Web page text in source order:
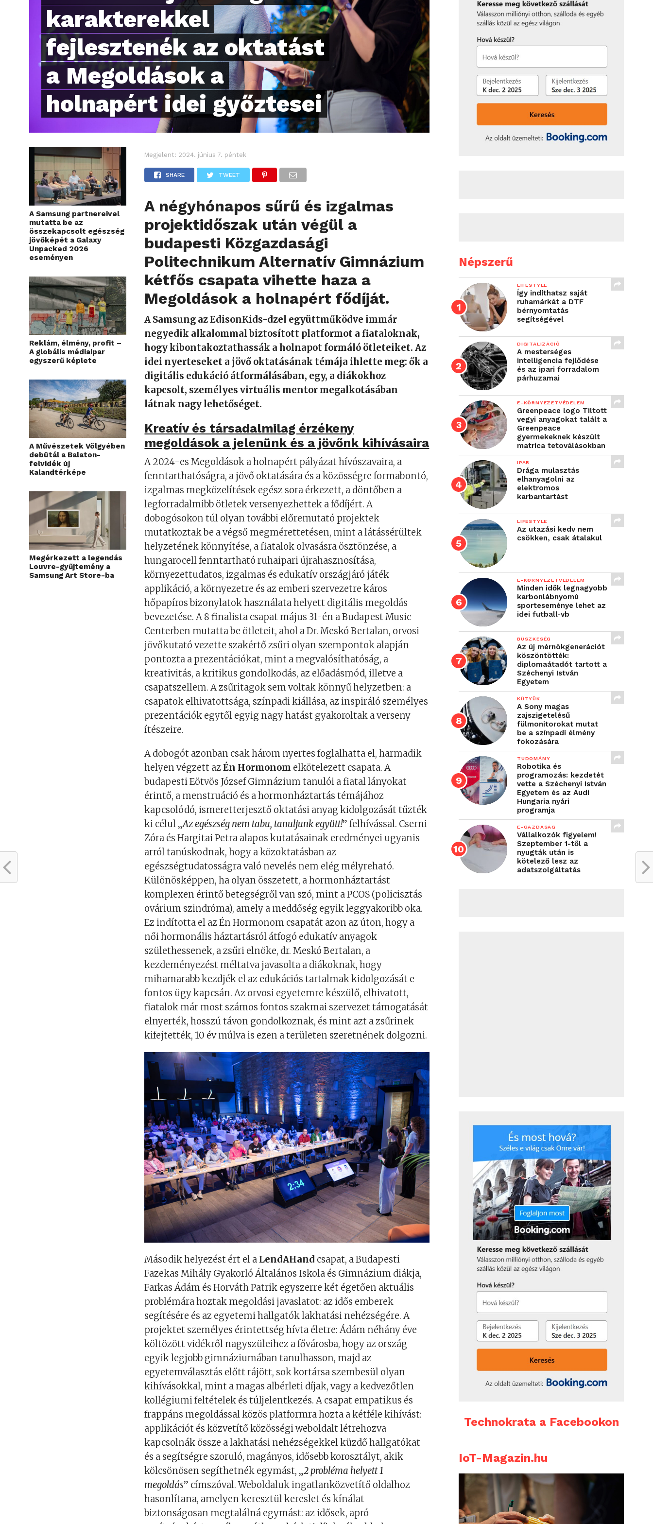
karakterekkel
fejlesztenék az oktatást
a Megoldások a
holnapért idei győztesei
A Samsung partnereivel
mutatta be az
összekapcsolt egészség
jövőképét a Galaxy
Unpacked 2026
eseményen
Reklám, élmény, profit –
A globális médiaipar
egyszerű képlete
A Művészetek Völgyében
debütál a Balaton-
felvidék új
Kalandtérképe
Megérkezett a legendás
Louvre-gyűjtemény a
Samsung Art Store-ba
Megjelent: 2024. június 7. péntek
SHARE TWEET
A négyhónapos sűrű és izgalmas
projektidőszak után végül a
budapesti Közgazdasági
Politechnikum Alternatív Gimnázium
kétfős csapata vihette haza a
Megoldások a holnapért fődíját.
A Samsung az EdisonKids-dzel együttműködve immár
negyedik alkalommal biztosított platformot a fiataloknak,
hogy kibontakoztathassák a holnapot formáló ötleteiket. Az
idei nyerteseket a jövő oktatásának témája ihlette meg: ők a
digitális edukáció átformálásában, egy, a diákokhoz
kapcsolt, személyes virtuális mentor megalkotásában
látnak nagy lehetőséget.
Kreatív és társadalmilag érzékeny
megoldások a jelenünk és a jövőnk kihívásaira
A 2024-es Megoldások a holnapért pályázat hívószavaira, a
fenntarthatóságra, a jövő oktatására és a közösségre formabontó,
izgalmas megközelítések egész sora érkezett, a döntőben a
legforradalmibb ötletek versenyezhettek a fődíjért. A
dobogósokon túl olyan további előremutató projektek
mutatkoztak be a végső megmérettetésen, mint a látássérültek
helyzetének könnyítése, a fiatalok olvasásra ösztönzése, a
hungarocell fenntartható ruhaipari újrahasznosítása,
környezettudatos, izgalmas és edukatív országjáró játék
applikáció, a környezetre és az emberi szervezetre káros
hőpapíros bizonylatok használata helyett digitális megoldás
bevezetése. A 8 finalista csapat május 31-én a Budapest Music
Centerben mutatta be ötleteit, ahol a Dr. Meskó Bertalan, orvosi
jövőkutató vezette szakértő zsűri olyan szempontok alapján
pontozta a prezentációkat, mint a megvalósíthatóság, a
kreativitás, a kritikus gondolkodás, az előadásmód, illetve a
csapatszellem. A zsűritagok sem voltak könnyű helyzetben: a
csapatok elhivatottsága, színpadi kiállása, az inspiráló személyes
prezentációk egytől egyig nagy hatást gyakoroltak a verseny
ítészeire.
A dobogót azonban csak három nyertes foglalhatta el, harmadik
helyen végzett azÉn Hormonom elkötelezett csapata. A
budapesti Eötvös József Gimnázium tanulói a fiatal lányokat
érintő, a menstruáció és a hormonháztartás témájához
kapcsolódó, ismeretterjesztő oktatási anyag kidolgozását tűzték
ki célul „Az egészség nem tabu, tanuljunk együtt!” felhívással. Cserni
Zóra és Hargitai Petra alapos kutatásainak eredményei ugyanis
arról tanúskodnak, hogy a közoktatásban az
egészségtudatosságra való nevelés nem elég mélyreható.
Különösképpen, ha olyan összetett, a hormonháztartást
komplexen érintő betegségről van szó, mint a PCOS (policisztás
ovárium szindróma), amely a meddőség egyik leggyakoribb oka.
Ez indította el az Én Hormonom csapatát azon az úton, hogy a
női hormonális háztartásról átfogó edukatív anyagok
születhessenek, a zsűri elnöke, dr. Meskó Bertalan, a
kezdeményezést méltatva javasolta a diákoknak, hogy
mihamarabb kezdjék el az edukációs tartalmak kidolgozását e
fontos ügy kapcsán. Az orvosi egyetemre készülő, elhivatott,
fiatalok már most számos fontos szakmai szervezet támogatását
elnyerték, hosszú távon gondolkoznak, és mint azt a zsűrinek
kifejtették, 10 év múlva is ezen a területen szeretnének dolgozni.
Második helyezést ért el a LendAHand csapat, a Budapesti
Fazekas Mihály Gyakorló Általános Iskola és Gimnázium diákja,
Farkas Ádám és Horváth Patrik egyszerre két égetően aktuális
problémára hoztak megoldási javaslatot: az idős emberek
segítésére és az egyetemi hallgatók lakhatási nehézségére. A
projektet személyes érintettség hívta életre: Ádám néhány éve
költözött vidékről nagyszüleihez a fővárosba, hogy az ország
egyik legjobb gimnáziumában tanulhasson, majd az
egyetemválasztás előtt rájött, sok kortársa szembesül olyan
kihívásokkal, mint a magas albérleti díjak, vagy a kedvezőtlen
kollégiumi feltételek és túljelentkezés. A csapat empatikus és
frappáns megoldással közös platformra hozta a kétféle kihívást:
applikációt és közvetítő közösségi weboldalt létrehozva
kapcsolnák össze a lakhatási nehézségekkel küzdő hallgatókat
és a segítségre szoruló, magányos, idősebb korosztályt, akik
kölcsönösen segíthetnék egymást, „2 probléma helyett 1
megoldás” címszóval. Weboldaluk ingatlanközvetítő oldalhoz
hasonlítana, amelyen keresztül kereslet és kínálat
biztonságosan megtalálná egymást: az idősek, apró
Népszerű
LIFESTYLE
Így indíthatsz saját
ruhamárkát a DTF
bérnyomtatás
segítségével
DIGITALIZÁCIÓ
A mesterséges
intelligencia fejlődése
és az ipari forradalom
párhuzamai
E-KÖRNYEZETVÉDELEM
Greenpeace logo Tiltott
vegyi anyagokat talált a
Greenpeace
gyermekeknek készült
matrica tetoválásokban
IPAR
Drága mulasztás
elhanyagolni az
elektromos
karbantartást
LIFESTYLE
Az utazási kedv nem
csökken, csak átalakul
E-KÖRNYEZETVÉDELEM
Minden idők legnagyobb
karbonlábnyomú
sporteseménye lehet az
idei futball-vb
BÜSZKESÉG
Az új mérnökgenerációt
köszöntötték:
diplomaátadót tartott a
Széchenyi István
Egyetem
KÜTYÜK
A Sony magas
zajszigetelésű
fülmonitorokat mutat
be a színpadi élmény
fokozására
TUDOMÁNY
Robotika és
programozás: kezdetét
vette a Széchenyi István
Egyetem és az Audi
Hungaria nyári
programja
E-GAZDASÁG
Vállalkozók figyelem!
Szeptember 1-től a
nyugták után is
kötelező lesz az
adatszolgáltatás
Technokrata a Facebookon
IoT-Magazin.hu